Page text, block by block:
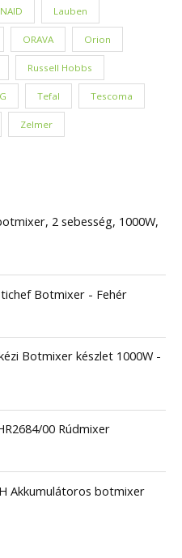
Lauben
ORAVA Orion
Russell Hobbs
Tefal Tescoma
Zelmer
2 sebesség, 1000W,
Botmixer - Fehér
Botmixer készlet 1000W -
00 Rúdmixer
Akkumulátoros botmixer